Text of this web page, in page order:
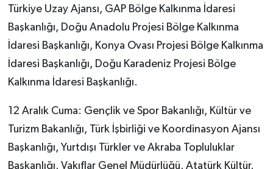
Türkiye Uzay Ajansı, GAP Bölge Kalkınma İdaresi
Başkanlığı, Doğu Anadolu Projesi Bölge Kalkınma
İdaresi Başkanlığı, Konya Ovası Projesi Bölge Kalkınma
İdaresi Başkanlığı, Doğu Karadeniz Projesi Bölge
Kalkınma İdaresi Başkanlığı.
12 Aralık Cuma: Gençlik ve Spor Bakanlığı, Kültür ve
Turizm Bakanlığı, Türk İşbirliği ve Koordinasyon Ajansı
Başkanlığı, Yurtdışı Türkler ve Akraba Topluluklar
Başkanlığı, Vakıflar Genel Müdürlüğü, Atatürk Kültür,